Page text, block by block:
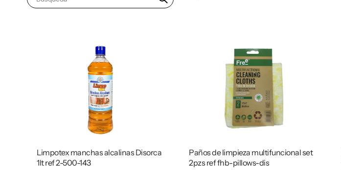
Búsqueda
Limpotex manchas alcalinas Disorca
1lt ref 2-500-143
Paños de limpieza multifuncional set
2pzs ref fhb-pillows-dis